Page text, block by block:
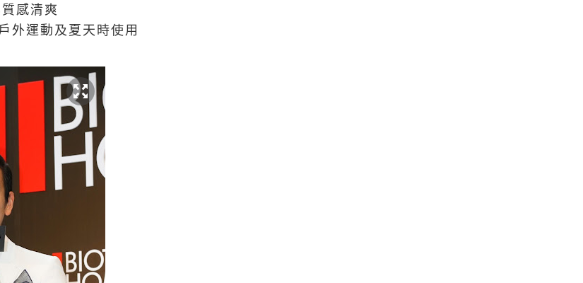
感清爽
外運動及夏天時使用